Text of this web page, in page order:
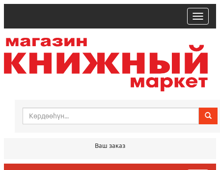
trk
Ваш заказ